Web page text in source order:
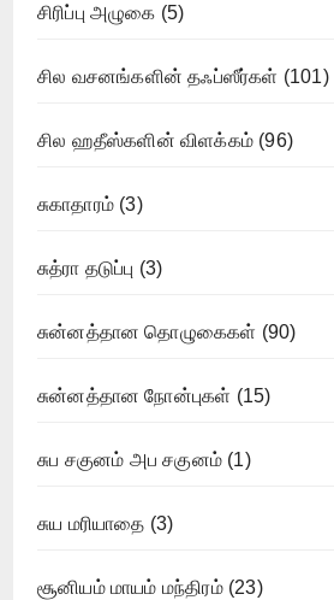
சிரிப்பு அழுகை (5)
சில வசனங்களின் தஃப்ஸீர்கள் (101)
சில ஹதீஸ்களின் விளக்கம் (96)
சுகாதாரம் (3)
சுத்ரா தடுப்பு (3)
சுன்னத்தான தொழுகைகள் (90)
சுன்னத்தான நோன்புகள் (15)
சுப சகுனம் அப சகுனம் (1)
சுய மரியாதை (3)
சூனியம் மாயம் மந்திரம்(23)